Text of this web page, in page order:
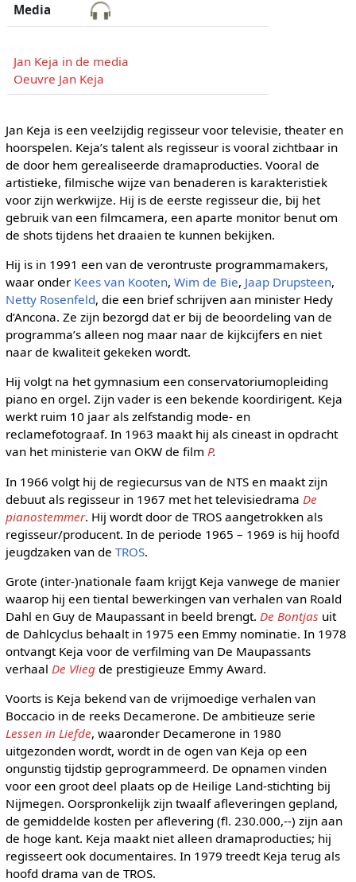
Media
Jan Keja in de media
Oeuvre Jan Keja
Jan Keja is een veelzijdig regisseur voor televisie, theater en
hoorspelen. Keja’s talent als regisseur is vooral zichtbaar in
de door hem gerealiseerde dramaproducties. Vooral de
artistieke, filmische wijze van benaderen is karakteristiek
voor zijn werkwijze. Hij is de eerste regisseur die, bij het
gebruik van een filmcamera, een aparte monitor benut om
de shots tijdens het draaien te kunnen bekijken.
Hij is in 1991 een van de verontruste programmamakers,
waar onder Kees van Kooten, Wim de Bie, Jaap Drupsteen,
Netty Rosenfeld, die een brief schrijven aan minister Hedy
d’Ancona. Ze zijn bezorgd dat er bij de beoordeling van de
programma’s alleen nog maar naar de kijkcijfers en niet
naar de kwaliteit gekeken wordt.
Hij volgt na het gymnasium een conservatoriumopleiding
piano en orgel. Zijn vader is een bekende koordirigent. Keja
werkt ruim 10 jaar als zelfstandig mode- en
reclamefotograaf. In 1963 maakt hij als cineast in opdracht
van het ministerie van OKW de film P.
In 1966 volgt hij de regiecursus van de NTS en maakt zijn
debuut als regisseur in 1967 met het televisiedrama De
pianostemmer. Hij wordt door de TROS aangetrokken als
regisseur/producent. In de periode 1965 – 1969 is hij hoofd
jeugdzaken van de TROS.
Grote (inter-)nationale faam krijgt Keja vanwege de manier
waarop hij een tiental bewerkingen van verhalen van Roald
Dahl en Guy de Maupassant in beeld brengt. De Bontjas uit
de Dahlcyclus behaalt in 1975 een Emmy nominatie. In 1978
ontvangt Keja voor de verfilming van De Maupassants
verhaal De Vliegde prestigieuze Emmy Award.
Voorts is Keja bekend van de vrijmoedige verhalen van
Boccacio in de reeks Decamerone. De ambitieuze serie
Lessen in Liefde, waaronder Decamerone in 1980
uitgezonden wordt, wordt in de ogen van Keja op een
ongunstig tijdstip geprogrammeerd. De opnamen vinden
voor een groot deel plaats op de Heilige Land-stichting bij
Nijmegen. Oorspronkelijk zijn twaalf afleveringen gepland,
de gemiddelde kosten per aflevering (fl. 230.000,--) zijn aan
de hoge kant. Keja maakt niet alleen dramaproducties; hij
regisseert ook documentaires. In 1979 treedt Keja terug als
hoofd drama van de TROS.